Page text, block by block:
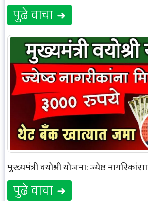
पुढे वाचा ➜
मुख्यमंत्री वयोश्री योजना: ज्येष्ठ
पुढे वाचा ➜